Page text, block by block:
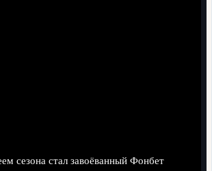
сезона стал завоёванный Фонбет